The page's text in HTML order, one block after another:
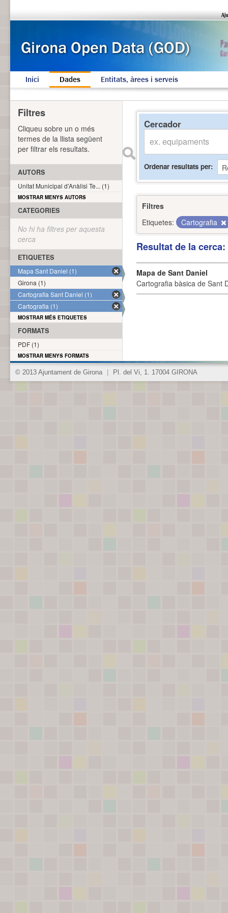
Inici Dades Entitats, àrees i serveis
Cercador
Ordenar resultats per
Filtres
Etiquetes:
Cartografia
Resultat de la
Mapa de Sant Daniel
Cartografia bàsica de Sant
Filtres
Cliqueu sobre un o més
termes de la llista següent
per filtrar els resultats.
AUTORS
Unitat Municipal d'Anàlisi Te... (1)
MOSTRAR MENYS AUTORS
CATEGORIES
No hi ha filtres per aquesta
cerca
ETIQUETES
Mapa Sant Daniel (1)
Girona (1)
Cartografia Sant Daniel (1)
Cartografia (1)
MOSTRAR MÉS ETIQUETES
FORMATS
PDF (1)
MOSTRAR MENYS FORMATS
© 2013 Ajuntament de Girona Pl. del Vi, 1. 17004 GIRONA